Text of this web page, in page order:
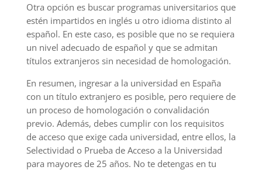
Otra opción es buscar programas universitarios que
estén impartidos en inglés u otro idioma distinto al
español. En este caso, es posible que no se requiera
un nivel adecuado de español y que se admitan
títulos extranjeros sin necesidad de homologación.
En resumen, ingresar a la universidad en España
con un título extranjero es posible, pero requiere de
un proceso de homologación o convalidación
previo. Además, debes cumplir con los requisitos
de acceso que exige cada universidad, entre ellos, la
Selectividad o Prueba de Acceso a la Universidad
para mayores de 25 años. No te detengas en tu